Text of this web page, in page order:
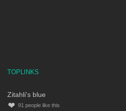
TOPLINKS
Zitahli's blue
91 people like this